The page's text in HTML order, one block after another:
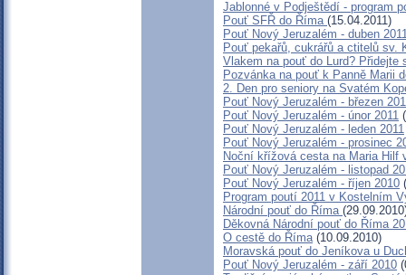
Jablonné v Podještědí - program
Pouť SFŘ do Říma (15.04.2011)
Pouť Nový Jeruzalém - duben
Pouť pekařů, cukrářů a ctitelů sv.
Vlakem na pouť do Lurd? Přidejte
Pozvánka na pouť k Panně Marii
2. Den pro seniory na Svatém
Pouť Nový Jeruzalém - březen
Pouť Nový Jeruzalém - únor 2011
Pouť Nový Jeruzalém - leden 2011
Pouť Nový Jeruzalém - prosinec
Noční křížová cesta na Maria Hilf
Pouť Nový Jeruzalém - listopad
Pouť Nový Jeruzalém - říjen 2010
Program poutí 2011 v Kostelním
Národní pouť do Říma
Děkovná Národní pouť do Říma
O cestě do Říma(10.09.2010)
Moravská pouť do Jeníkova u
Pouť Nový Jeruzalém - září 2010